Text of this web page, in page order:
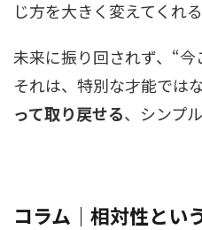
じ方を大きく変えてくれ
未来に振り回されず、“今
それは、特別な才能ではな
って取り戻せる、シンプ
コラム｜相対性とい